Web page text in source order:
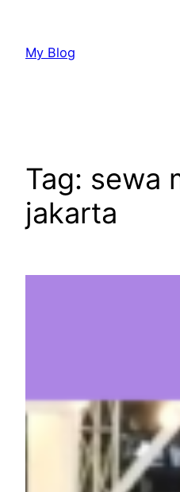
konten
My Blog
Tag: sewa
jakarta